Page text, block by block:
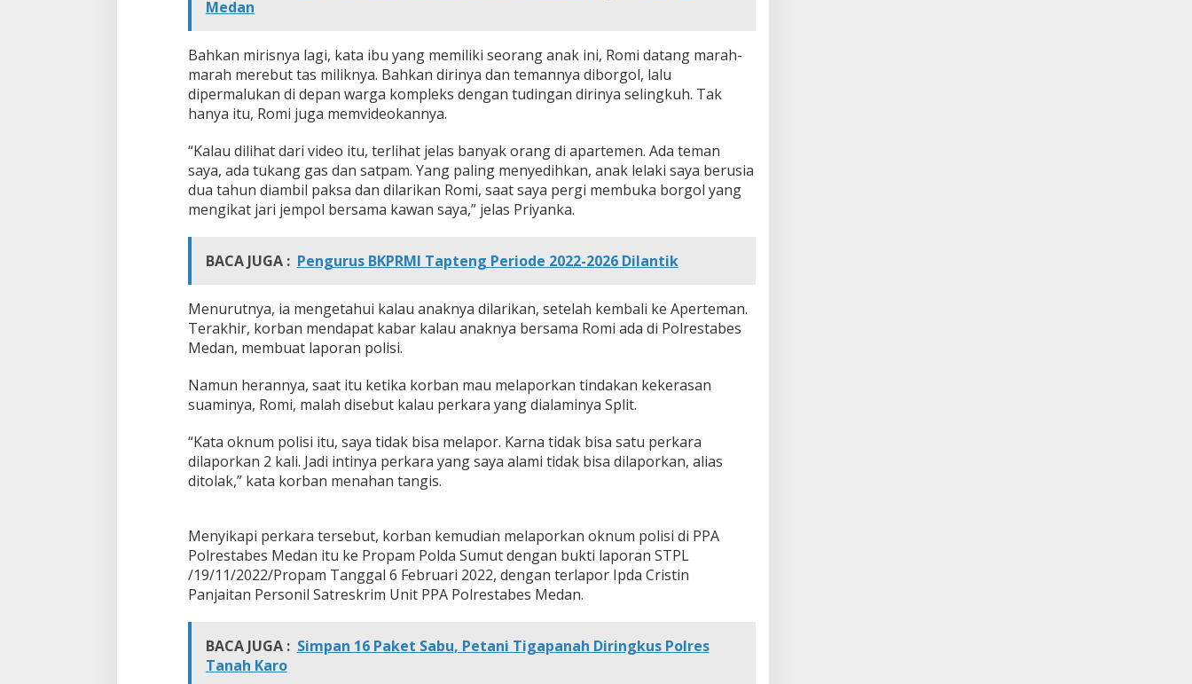
o
m
Medan
Bahkan mirisnya lagi, kata ibu yang memiliki seorang anak ini, Romi datang marah-
marah merebut tas miliknya. Bahkan dirinya dan temannya diborgol, lalu
dipermalukan di depan warga kompleks dengan tudingan dirinya selingkuh. Tak
hanya itu, Romi juga memvideokannya.
“Kalau dilihat dari video itu, terlihat jelas banyak orang di apartemen. Ada teman
saya, ada tukang gas dan satpam. Yang paling menyedihkan, anak lelaki saya berusia
dua tahun diambil paksa dan dilarikan Romi, saat saya pergi membuka borgol yang
mengikat jari jempol bersama kawan saya,” jelas Priyanka.
BACA JUGA : Pengurus BKPRMI Tapteng Periode 2022-2026 Dilantik
Menurutnya, ia mengetahui kalau anaknya dilarikan, setelah kembali ke Aperteman.
Terakhir, korban mendapat kabar kalau anaknya bersama Romi ada di Polrestabes
Medan, membuat laporan polisi.
Namun herannya, saat itu ketika korban mau melaporkan tindakan kekerasan
suaminya, Romi, malah disebut kalau perkara yang dialaminya Split.
“Kata oknum polisi itu, saya tidak bisa melapor. Karna tidak bisa satu perkara
dilaporkan 2 kali. Jadi intinya perkara yang saya alami tidak bisa dilaporkan, alias
ditolak,” kata korban menahan tangis.
Menyikapi perkara tersebut, korban kemudian melaporkan oknum polisi di PPA
Polrestabes Medan itu ke Propam Polda Sumut dengan bukti laporan STPL
/19/11/2022/Propam Tanggal 6 Februari 2022, dengan terlapor Ipda Cristin
Panjaitan Personil Satreskrim Unit PPA Polrestabes Medan.
BACA JUGA : Simpan 16 Paket Sabu, Petani Tigapanah Diringkus Polres
Tanah Karo